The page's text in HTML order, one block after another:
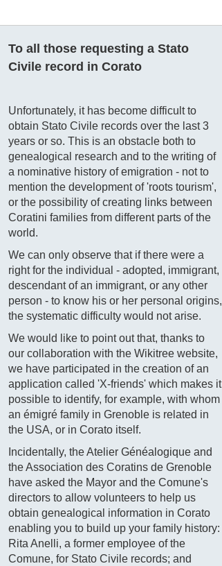
To all those requesting a Stato
Civile record in Corato
Unfortunately, it has become difficult to
obtain Stato Civile records over the last 3
years or so. This is an obstacle both to
genealogical research and to the writing of
a nominative history of emigration - not to
mention the development of 'roots tourism',
or the possibility of creating links between
Coratini families from different parts of the
world.
We can only observe that if there were a
right for the individual - adopted, immigrant,
descendant of an immigrant, or any other
person - to know his or her personal origins,
the systematic difficulty would not arise.
We would like to point out that, thanks to
our collaboration with the Wikitree website,
we have participated in the creation of an
application called 'X-friends' which makes it
possible to identify, for example, with whom
an émigré family in Grenoble is related in
the USA, or in Corato itself.
Incidentally, the Atelier Généalogique and
the Association des Coratins de Grenoble
have asked the Mayor and the Comune's
directors to allow volunteers to help us
obtain genealogical information in Corato
enabling you to build up your family history:
Rita Anelli, a former employee of the
Comune, for Stato Civile records; and